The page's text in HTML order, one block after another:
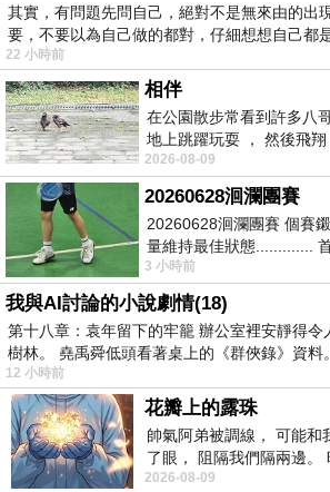
◎植髮權威林宜蓉醫師從頭敘述
進
◎最專業的各種最新植髮方式分
◎真實案例植髮前後圖片與當事
近幾年患禿髮的人越來越多，其
主，並且有慢慢年輕化的趨勢
的專利，男性也有追求帥氣的權
社會競爭男性也注意到自己的形
髮是對個人心裡及形象影響非常
題，植髮可快速達到禿頭治療效
功甩掉毛髮難題。
其實，有問題先問自己，絕對不是無來由的出
要，不要以為自己做的都對，仔細想想自己都
22 小時前
相伴
在公園散步常看到許多八
地上跳躍玩耍 ， 然後飛
上，它們身軀是咖啡色的
2026-08-09
20260628洄瀾團賽
20260628洄瀾團賽 個賽
量維持最佳狀態.............
龍............. 跨境群
3 小時前
我與AI討論的小說劇情(18)
第十八章：袁年留下的牢籠 辦公室裡安靜得令
樹林。 堯禹舜低頭看著桌上的《群俠錄》資料
12 小時前
花瓣上的露珠
帥氣阿弟被調線， 可能和
了眼， 阻隔我們隔兩邊。
什麼顏色衣服， 不經
2026-08-09